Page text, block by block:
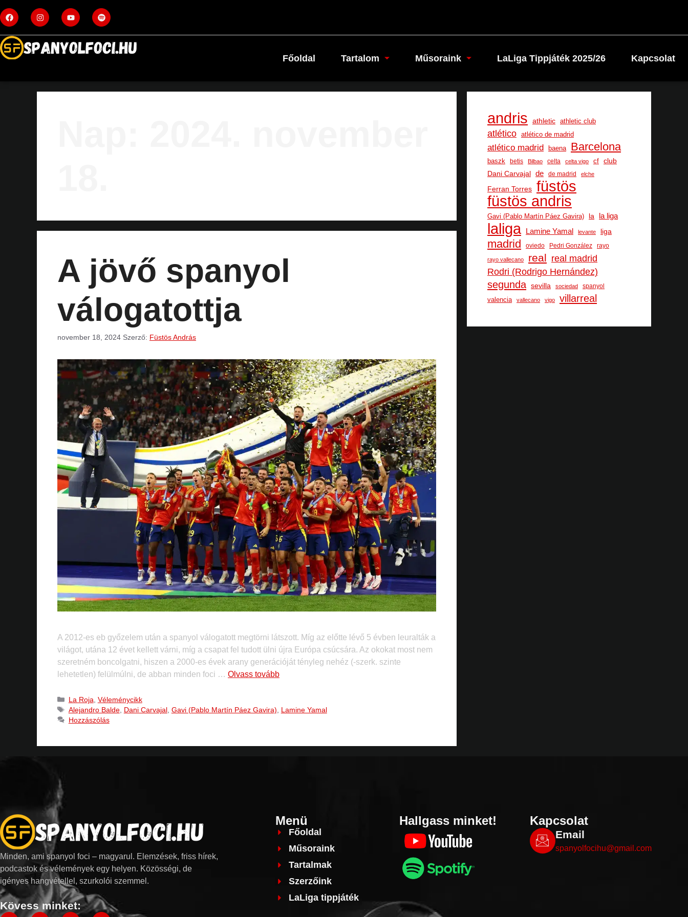
Főoldal Tartalom Műsoraink LaLiga Tippjáték 2025/26 Kapcsolat
A jövő spanyol
válogatottja
november 18, 2024 Szerző: Füstös András
A 2012-es eb győzelem után a spanyol válogatott megtörni látszott. Míg az előtte lévő 5 évben leuralták a
világot, utána 12 évet kellett várni, míg a csapat fel tudott ülni újra Európa csúcsára. Az okokat most nem
szeretném boncolgatni, hiszen a 2000-es évek arany generációját tényleg nehéz (-szerk. szinte
lehetetlen) felülmúlni, de abban minden foci … Olvass tovább
La Roja Véleménycikk
Alejandro Balde, Dani Carvajal, Gavi (Pablo Martín Páez Gavira)
Lamine Yamal
Hozzászólás
andris athletic athletic club
atlético atlético de madrid
atlético madrid baena Barcelona
baszk betis Bilbao celta celta vigo cf club
Dani Carvajal de de madrid elche
Ferran Torres füstös
füstös andris
Gavi (Pablo Martín Páez Gavira) la la liga
laliga Lamine Yamal levante liga
madrid oviedo Pedri González rayo
rayo vallecano real real madrid
Rodri (Rodrigo Hernández)
segunda sevilla sociedad spanyol
valencia vallecano vigo villarreal
Minden, ami spanyol foci – magyarul. Elemzések, friss hírek,
podcastok és vélemények egy helyen. Közösségi, de
igényes hangvétellel, szurkolói szemmel.
Kövess minket:
Menü
Főoldal
Műsoraink
Tartalmak
Szerzőink
LaLiga tippjáték
Hallgass minket! Kapcsolat
Email
spanyolfocihu@gmail.com